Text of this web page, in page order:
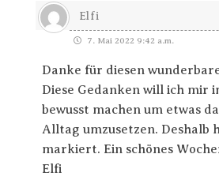
Elfi
7. Mai 2022 9:42 a.m.
Danke für diesen
Diese Gedanken will ich mir
bewusst machen um etwas
Alltag umzusetzen. Deshalb
markiert. Ein schönes
Elfi